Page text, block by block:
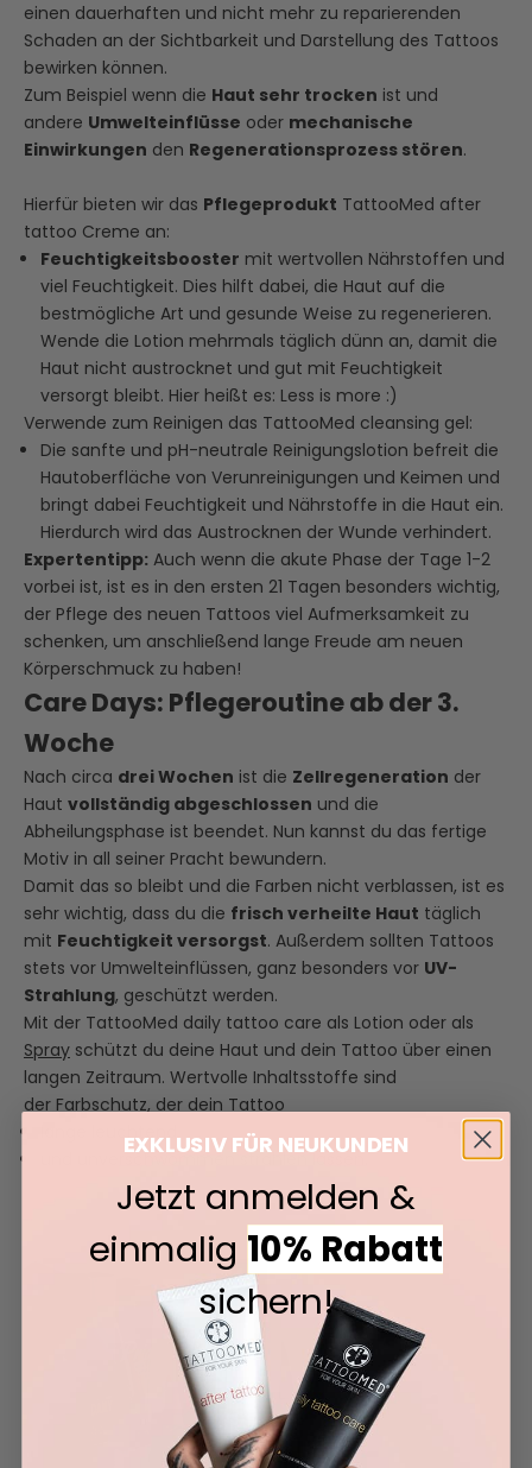
einen dauerhaften und nicht mehr zu reparierenden
Schaden an der Sichtbarkeit und Darstellung des Tattoos
bewirken können.
Zum Beispiel wenn die Haut sehr trocken ist und
andere Umwelteinflüsse oder mechanische
Einwirkungen den Regenerationsprozess stören.
Hierfür bieten wir das Pflegeprodukt TattooMed after
tattoo Creme an:
Feuchtigkeitsbooster mit wertvollen Nährstoffen und
viel Feuchtigkeit. Dies hilft dabei, die Haut auf die
bestmögliche Art und gesunde Weise zu regenerieren.
Wende die Lotion mehrmals täglich dünn an, damit die
Haut nicht austrocknet und gut mit Feuchtigkeit
versorgt bleibt. Hier heißt es: Less is more :)
Verwende zum Reinigen das TattooMed cleansing gel:
Die sanfte und pH-neutrale Reinigungslotion befreit die
Hautoberfläche von Verunreinigungen und Keimen und
bringt dabei Feuchtigkeit und Nährstoffe in die Haut ein.
Hierdurch wird das Austrocknen der Wunde verhindert.
Expertentipp: Auch wenn die akute Phase der Tage 1-2
vorbei ist, ist es in den ersten 21 Tagen besonders wichtig,
der Pflege des neuen Tattoos viel Aufmerksamkeit zu
schenken, um anschließend lange Freude am neuen
Körperschmuck zu haben!
Care Days: Pflegeroutine ab der 3.
Woche
Nach circa drei Wochen ist die Zellregeneration der
Haut vollständig abgeschlossen und die
Abheilungsphase ist beendet. Nun kannst du das fertige
Motiv in all seiner Pracht bewundern.
Damit das so bleibt und die Farben nicht verblassen, ist es
sehr wichtig, dass du die frisch verheilte Haut täglich
mit Feuchtigkeit versorgst. Außerdem sollten Tattoos
stets vor Umwelteinflüssen, ganz besonders vor UV-
Strahlung, geschützt werden.
Mit der TattooMed daily tattoo care als Lotion oder als
Spray schützt du deine Haut und dein Tattoo über einen
langen Zeitraum. Wertvolle Inhaltsstoffe sind
der Farbschutz, der dein Tattoo
lange leuchtend
und unverschwommen strahlen lassen.
EXKLUSIV FÜR NEUKUNDEN
Jetzt anmelden &
einmalig 10% Rabatt
sichern!